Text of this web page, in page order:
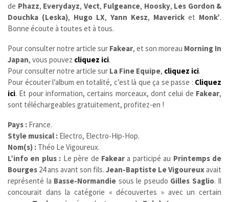
de Phazz, Everydayz, Vect, Fulgeance, Hoosky, Les Gordon &
Douchka (Leska), Hugo LX, Yann Kesz, Maverick et Monk’.
Bonne écoute à toutes et à tous.
Pour consulter notre article sur Fakear, et son moreau Morning In
Japan, vous pouvez cliquez ici.
Pour consulter notre article sur La Fine Equipe, cliquez ici.
Pour écouter l’album en totalité, c’est là que ça se passe : Cliquez
ici. Et pour information, certains morceaux, dont celui de Fakear,
sont téléchargeables gratuitement, profitez-en !
Pays : France.
Style musical : Electro, Electro-Hip-Hop.
Nom(s) : Théo Le Vigoureux.
L’info en plus : Le père de Fakeara participé au Printemps de
Bourges 24 ans avant son fils. Jean-Baptiste Le Vigoureuxavait
représenté la Basse-Normandie sous le pseudo Gilles Saglio. Il
concourait dans la catégorie « découvertes » avec un certain